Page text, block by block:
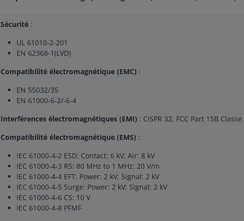
Sécurité :
UL 61010-2-201
EN 62368-1(LVD)
Compatibilité électromagnétique (EMC) :
EN 55032/35
EN 61000-6-2/-6-4
Interférences électromagnétiques (EMI) : CISPR 32, FCC Part 15B Classe
Compatibilité électromagnétique (EMS) :
IEC 61000-4-2 ESD: Contact: 6 kV; Air: 8 kV
IEC 61000-4-3 RS: 80 MHz to 1 MHz: 20 V/m
IEC 61000-4-4 EFT: Power: 2 kV; Signal: 2 kV
IEC 61000-4-5 Surge: Power: 2 kV; Signal: 2 kV
IEC 61000-4-6 CS: 10 V
IEC 61000-4-8 PFMF